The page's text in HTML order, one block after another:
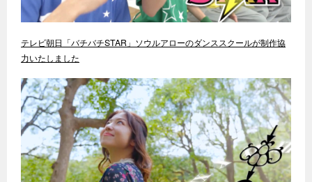
テレビ朝日「バチバチSTAR」ソウルアローのダンススクールが制作協
力いたしました